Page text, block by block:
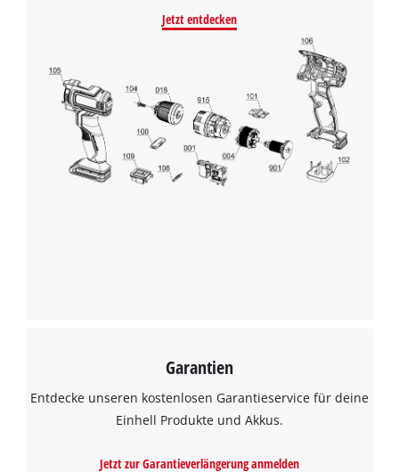
Jetzt entdecken
Garantien
Entdecke unseren kostenlosen Garantieservice für deine
Einhell Produkte und Akkus.
Jetzt zur Garantieverlängerung anmelden